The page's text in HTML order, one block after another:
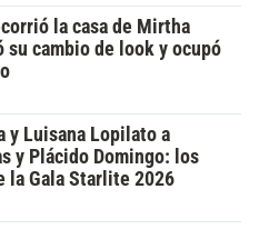
la casa de Mirtha
su cambio de look y ocupó
y Luisana Lopilato a
y Plácido Domingo: los
la Gala Starlite 2026